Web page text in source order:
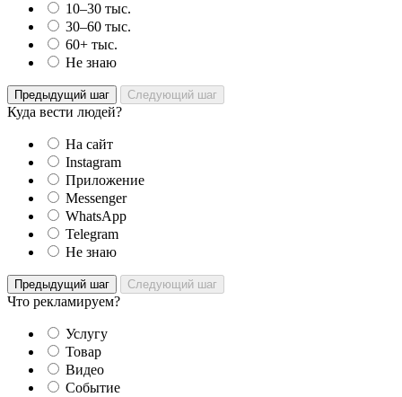
10–30 тыс.
30–60 тыс.
60+ тыс.
Не знаю
Предыдущий шаг Следующий шаг
Куда вести людей?
На сайт
Instagram
Приложение
Messenger
WhatsApp
Telegram
Не знаю
Предыдущий шаг Следующий шаг
Что рекламируем?
Услугу
Товар
Видео
Событие